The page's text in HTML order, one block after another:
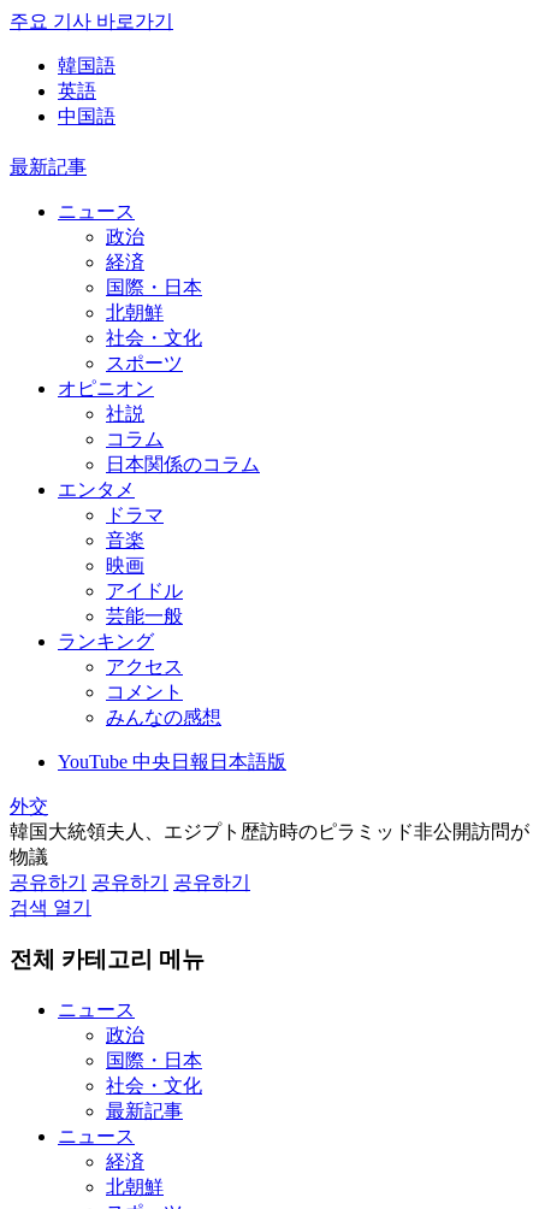
주요 기사 바로가기
韓国語
英語
中国語
最新記事
ニュース
政治
経済
国際・日本
北朝鮮
社会・文化
スポーツ
オピニオン
社説
コラム
日本関係のコラム
エンタメ
ドラマ
音楽
映画
アイドル
芸能一般
ランキング
アクセス
コメント
みんなの感想
YouTube 中央日報日本語版
外交
韓国大統領夫人、エジプト歴訪時のピラミッド非公開訪問が
物議
공유하기
공유하기
공유하기
검색 열기
전체 카테고리 메뉴
ニュース
政治
国際・日本
社会・文化
最新記事
ニュース
経済
北朝鮮